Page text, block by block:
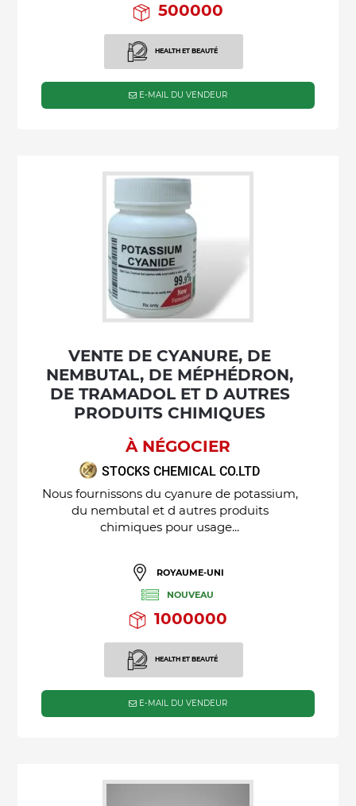
500000
HEALTH ET BEAUTÉ
E-MAIL DU VENDEUR
VENTE DE CYANURE, DE
NEMBUTAL, DE MÉPHÉDRON,
DE TRAMADOL ET D AUTRES
PRODUITS CHIMIQUES
À NÉGOCIER
STOCKS CHEMICAL CO.LTD
Nous fournissons du cyanure de potassium,
du nembutal et d autres produits
chimiques pour usage...
ROYAUME-UNI
NOUVEAU
1000000
HEALTH ET BEAUTÉ
E-MAIL DU VENDEUR